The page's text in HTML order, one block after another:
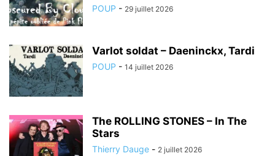
POUP - 29 juillet 2026
Varlot soldat – Daeninckx, Tardi
POUP - 14 juillet 2026
The ROLLING STONES – In The
Stars
Thierry Dauge - 2 juillet 2026